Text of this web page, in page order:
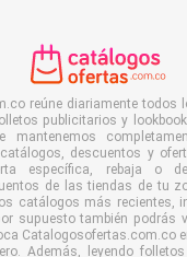
reúne diariamente todos
publicitarios y
mantenemos
descuentos y
específica, rebaja o
de las tiendas de tu
catálogos más recientes,
supuesto también podrás
Catalogosofertas.com.co
Además, leyendo